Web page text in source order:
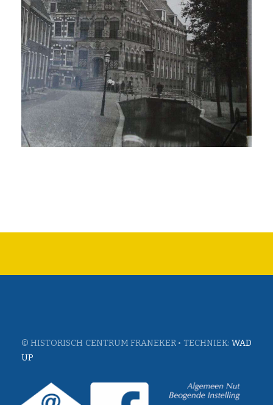
© HISTORISCH CENTRUM FRANEKER • TECHNIEK: WAD
UP